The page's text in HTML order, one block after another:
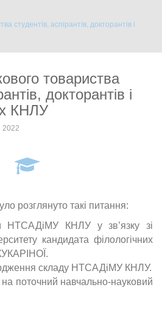
студентів, аспірантів, докторантів і
товариства
докторантів і
КНЛУ
2022
розглянуто такі питання:
НТСАДіМУ КНЛУ у зв’язку зі
кандидата філологічних
складу НТСАДіМУ КНЛУ.
поточний навчально-науковий